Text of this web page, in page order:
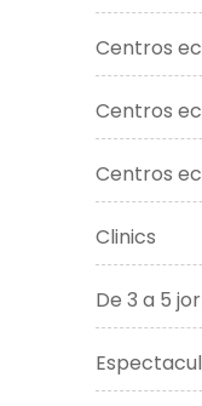
Centros
Centros
Centros
Clinics
De 3 a 5